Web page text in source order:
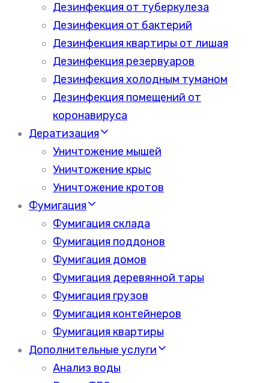
Дезинфекция от туберкулеза
Дезинфекция от бактерий
Дезинфекция квартиры от лишая
Дезинфекция резервуаров
Дезинфекция холодным туманом
Дезинфекция помещений от
коронавируса
Дератизация
Уничтожение мышей
Уничтожение крыс
Уничтожение кротов
Фумигация
Фумигация склада
Фумигация поддонов
Фумигация домов
Фумигация деревянной тары
Фумигация грузов
Фумигация контейнеров
Фумигация квартиры
Дополнительные услуги
Анализ воды